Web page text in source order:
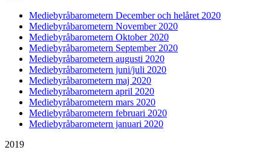
Mediebyråbarometern December och helåret 2020
Mediebyråbarometern November 2020
Mediebyråbarometern Oktober 2020
Mediebyråbarometern September 2020
Mediebyråbarometern augusti 2020
Mediebyråbarometern juni/juli 2020
Mediebyråbarometern maj 2020
Mediebyråbarometern april 2020
Mediebyråbarometern mars 2020
Mediebyråbarometern februari 2020
Mediebyråbarometern januari 2020
2019